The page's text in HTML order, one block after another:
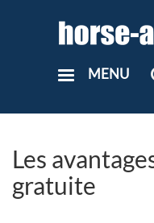
User
MENU
Les
gratuite